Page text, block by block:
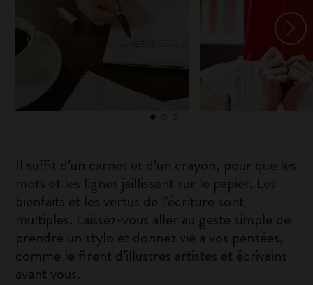
Il suffit d’un carnet et d’un crayon, pour que les
mots et les lignes jaillissent sur le papier. Les
bienfaits et les vertus de l’écriture sont
multiples. Laissez-vous aller au geste simple de
prendre un stylo et donnez vie a vos pensées,
comme le firent d’illustres artistes et écrivains
avant vous.